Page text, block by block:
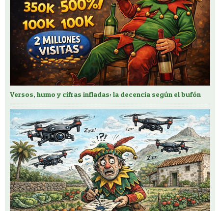
Versos, humo y cifras infladas: la decencia según el bufón